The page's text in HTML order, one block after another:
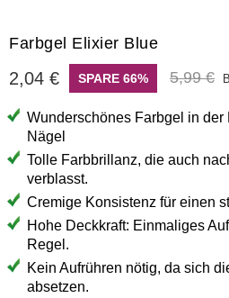
Farbgel Elixier Blue
2,04 € SPARE 66% 5,99 €
Wunderschönes Farbgel in
Nägel
Tolle Farbbrillanz, die auch
verblasst.
Cremige Konsistenz für einen
Hohe Deckkraft: Einmaliges
Regel.
Kein Aufrühren nötig, da sich
absetzen.